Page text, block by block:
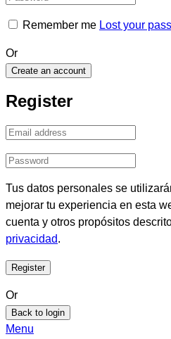
Remember me Lost your
Or
Create an account
Register
Tus datos personales se
mejorar tu experiencia en esta
cuenta y otros propósitos
privacidad.
Or
Back to login
Menu